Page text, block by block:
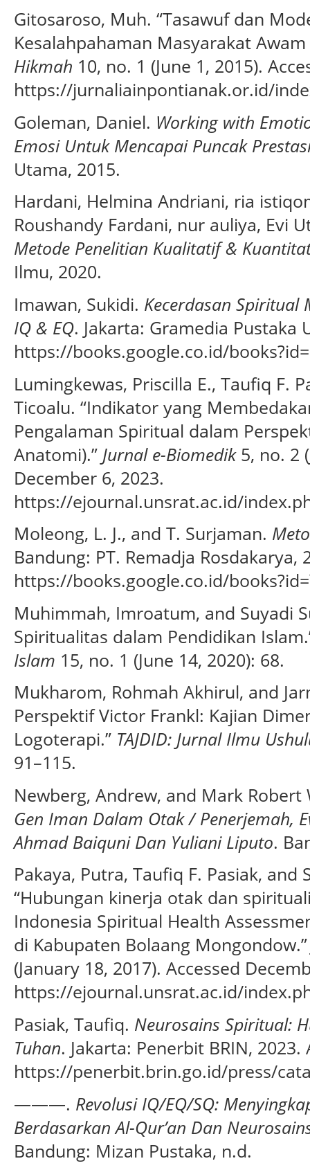
Gitosaroso, Muh. “Tasawuf dan
Kesalahpahaman Masyarakat
Hikmah 10, no. 1 (June 1, 2015).
https://jurnaliainpontianak.or.id/
Goleman, Daniel. Working with
Emosi Untuk Mencapai Puncak
Utama, 2015.
Hardani, Helmina Andriani, ria
Roushandy Fardani, nur auliya, Evi
Metode Penelitian Kualitatif &
Ilmu, 2020.
Imawan, Sukidi. Kecerdasan Spiritual
IQ & EQ. Jakarta: Gramedia Pustaka
https://books.google.co.id/
Lumingkewas, Priscilla E., Taufiq F.
Ticoalu. “Indikator yang
Pengalaman Spiritual dalam
Anatomi).” Jurnal e-Biomedik5, no. 2
December 6, 2023.
https://ejournal.unsrat.ac.id/
Moleong, L. J., and T. Surjaman.
Bandung: PT. Remadja Rosdakarya,
https://books.google.co.id/
Muhimmah, Imroatum, and Suyadi
Spiritualitas dalam Pendidikan
Islam 15, no. 1 (June 14, 2020): 68.
Mukharom, Rohmah Akhirul, and
Perspektif Victor Frankl: Kajian
Logoterapi.” TAJDID: Jurnal Ilmu
91–115.
Newberg, Andrew, and Mark
Gen Iman Dalam Otak / Penerjemah,
Ahmad Baiquni Dan Yuliani Liputo.
Pakaya, Putra, Taufiq F. Pasiak, and
“Hubungan kinerja otak dan
Indonesia Spiritual Health
di Kabupaten Bolaang
(January 18, 2017). Accessed
https://ejournal.unsrat.ac.id/
Pasiak, Taufiq. Neurosains Spiritual:
Tuhan. Jakarta: Penerbit BRIN,
https://penerbit.brin.go.id/press/
———. Revolusi IQ/EQ/SQ:
Berdasarkan Al-Qur’an Dan
Bandung: Mizan Pustaka, n.d.